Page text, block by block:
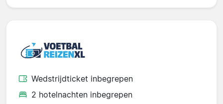
Wedstrijdticket inbegrepen
2 hotelnachten inbegrepen